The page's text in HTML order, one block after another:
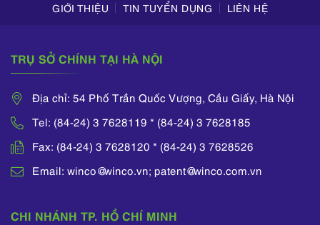
GIỚI THIỆU
TIN TUYỂN DỤNG LIÊN HỆ
TRỤ SỞ CHÍNH TẠI HÀ NỘI
Địa chỉ: 54 Phố Trần Quốc Vượng, Cầu Giấy, Hà Nội
Tel: (84-24) 3 7628119 * (84-24) 3 7628185
Fax: (84-24) 3 7628120 * (84-24) 3 7628526
Email: winco@winco.vn; patent@winco.com.vn
CHI NHÁNH TP. HỒ CHÍ MINH